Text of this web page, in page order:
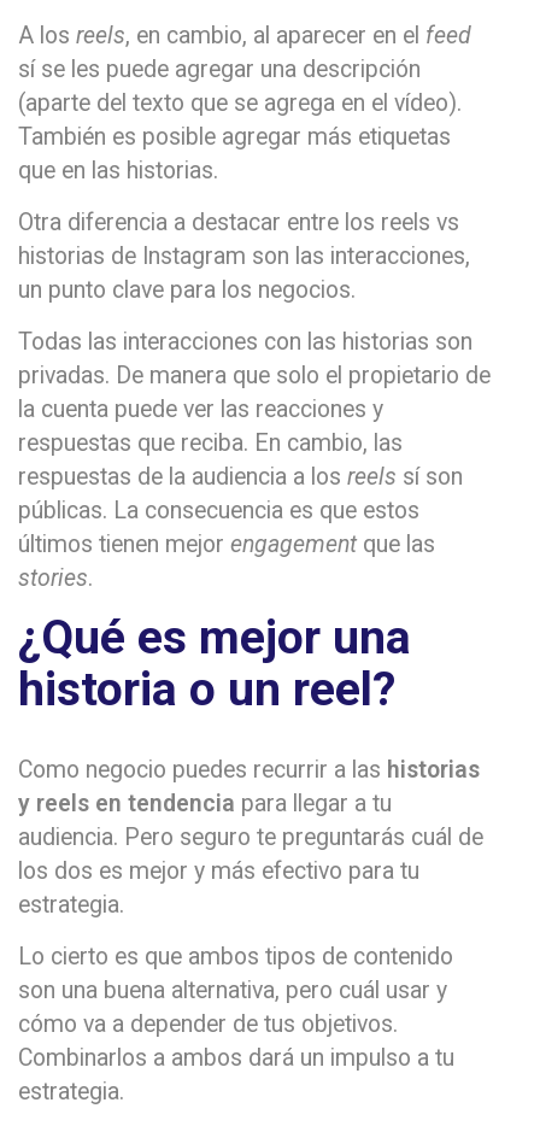
A los reels, en cambio, al aparecer en el feed
sí se les puede agregar una descripción
(aparte del texto que se agrega en el vídeo).
También es posible agregar más etiquetas
que en las historias.
Otra diferencia a destacar entre los reels vs
historias de Instagram son las interacciones,
un punto clave para los negocios.
Todas las interacciones con las historias son
privadas. De manera que solo el propietario de
la cuenta puede ver las reacciones y
respuestas que reciba. En cambio, las
respuestas de la audiencia a los reels sí son
públicas. La consecuencia es que estos
últimos tienen mejor engagementque las
stories.
¿Qué es mejor una
historia o un reel?
Como negocio puedes recurrir a las historias
y reels en tendencia para llegar a tu
audiencia. Pero seguro te preguntarás cuál de
los dos es mejor y más efectivo para tu
estrategia.
Lo cierto es que ambos tipos de contenido
son una buena alternativa, pero cuál usar y
cómo va a depender de tus objetivos.
Combinarlos a ambos dará un impulso a tu
estrategia.